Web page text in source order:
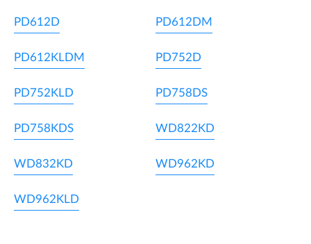
PD612D PD612DM
PD612KLDM PD752D
PD752KLD PD758DS
PD758KDS WD822KD
WD832KD WD962KD
WD962KLD